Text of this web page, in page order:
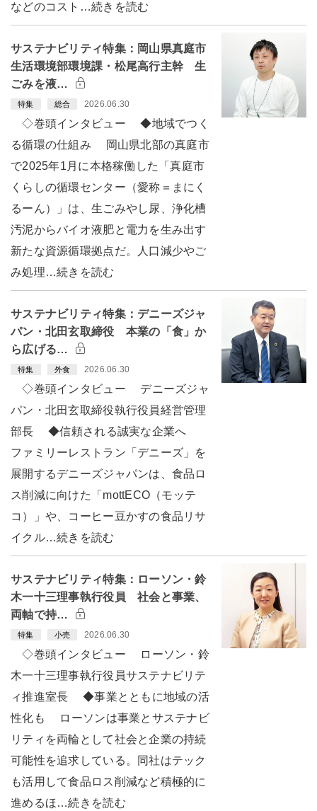
などのコスト…続きを読む
サステナビリティ特集：岡山県真庭市
生活環境部環境課・松尾高行主幹 生
ごみを液…
特集 総合 2026.06.30
◇巻頭インタビュー ◆地域でつく
る循環の仕組み 岡山県北部の真庭市
で2025年1月に本格稼働した「真庭市
くらしの循環センター（愛称＝まにく
るーん）」は、生ごみやし尿、浄化槽
汚泥からバイオ液肥と電力を生み出す
新たな資源循環拠点だ。人口減少やご
み処理…続きを読む
サステナビリティ特集：デニーズジャ
パン・北田玄取締役 本業の「食」か
ら広げる…
特集 外食 2026.06.30
◇巻頭インタビュー デニーズジャ
パン・北田玄取締役執行役員経営管理
部長 ◆信頼される誠実な企業へ
ファミリーレストラン「デニーズ」を
展開するデニーズジャパンは、食品ロ
ス削減に向けた「mottECO（モッテ
コ）」や、コーヒー豆かすの食品リサ
イクル…続きを読む
サステナビリティ特集：ローソン・鈴
木一十三理事執行役員 社会と事業、
両軸で持…
特集 小売 2026.06.30
◇巻頭インタビュー ローソン・鈴
木一十三理事執行役員サステナビリテ
ィ推進室長 ◆事業とともに地域の活
性化も ローソンは事業とサステナビ
リティを両輪として社会と企業の持続
可能性を追求している。同社はテック
も活用して食品ロス削減など積極的に
進めるほ…続きを読む